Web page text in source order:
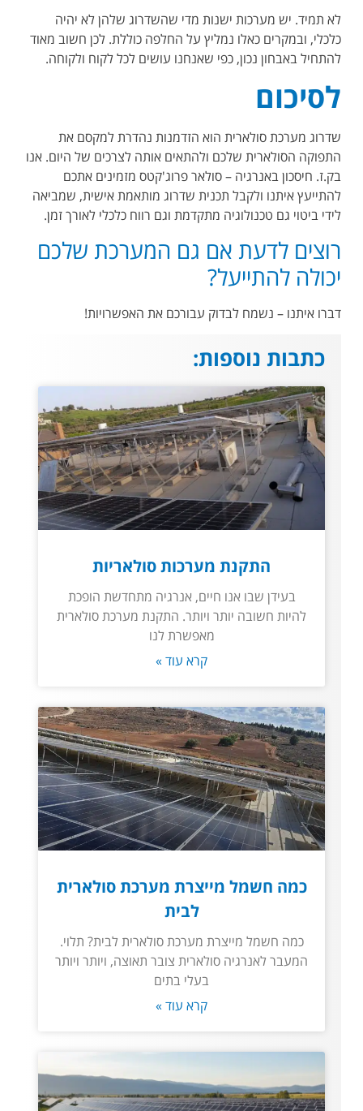
לא תמיד. יש מערכות ישנות מדי שהשדרוג שלהן לא יהיה
כלכלי, ובמקרים כאלו נמליץ על החלפה כוללת. לכן חשוב מאוד
להתחיל באבחון נכון, כפי שאנחנו עושים לכל לקוח ולקוחה.
לסיכום
שדרוג מערכת סולארית הוא הזדמנות נהדרת למקסם את
התפוקה הסולארית שלכם ולהתאים אותה לצרכים של היום. אנו
בק.ז. חיסכון באנרגיה – סולאר פרוג'קטס מזמינים אתכם
להתייעץ איתנו ולקבל תכנית שדרוג מותאמת אישית, שמביאה
לידי ביטוי גם טכנולוגיה מתקדמת וגם רווח כלכלי לאורך זמן.
רוצים לדעת אם גם המערכת שלכם
יכולה להתייעל?
דברו איתנו – נשמח לבדוק עבורכם את האפשרויות!
כתבות נוספות:
התקנת מערכות סולאריות
בעידן שבו אנו חיים, אנרגיה מתחדשת הופכת
להיות חשובה יותר ויותר. התקנת מערכת סולארית
מאפשרת לנו
קרא עוד »
כמה חשמל מייצרת מערכת סולארית
לבית
כמה חשמל מייצרת מערכת סולארית לבית? תלוי.
המעבר לאנרגיה סולארית צובר תאוצה, ויותר ויותר
בעלי בתים
קרא עוד »